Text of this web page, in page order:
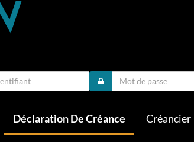
Déclaration De Créance Créancier